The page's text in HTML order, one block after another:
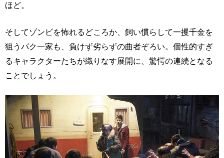
ほど。
そしてゾンビを怖れるどころか、飼い慣らして一攫千金を
狙うパク一家も、負けず劣らずの曲者ぞろい。個性的すぎ
るキャラクターたちが織りなす展開に、驚愕の連続となる
ことでしょう。